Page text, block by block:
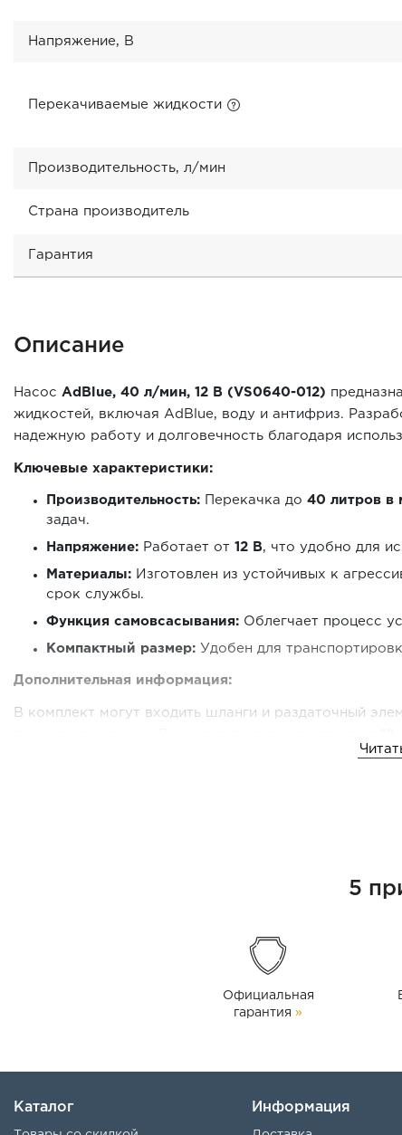
Напряжение, В
Перекачиваемые жидкости
Производительность, л/мин
Страна производитель
Гарантия
Описание
Насос AdBlue, 40 л/мин, 12 В (VS0640-012)
жидкостей, включая AdBlue, воду и антифриз.
надежную работу и долговечность благодаря
Ключевые характеристики:
Производительность: Перекачка до 40 литров в
задач.
Напряжение: Работает от 12 В, что удобно для
Материалы: Изготовлен из устойчивых к
срок службы.
Функция самовсасывания: Облегчает процесс
Компактный размер: Удобен для
Дополнительная информация:
В комплект могут входить шланги и раздаточный
5
Официальная
гарантия »
Каталог Информация